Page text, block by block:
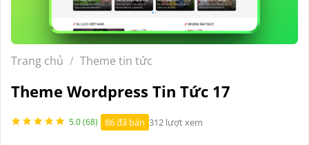
Trang chủ / Theme tin tức
Theme Wordpress Tin Tức 17
5.0 (68) 86 đã bán 312 lượt xem